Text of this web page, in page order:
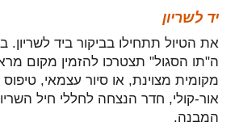
יד לשריון
את הטיול תתחילו בביקור ביד לשריון.
ה"תו הסגול" תצטרכו להזמין מקום
מקומית מצוינת, או סיור עצמאי, טיפוס
אור-קולי, חדר הנצחה לחללי חיל
המבנה.